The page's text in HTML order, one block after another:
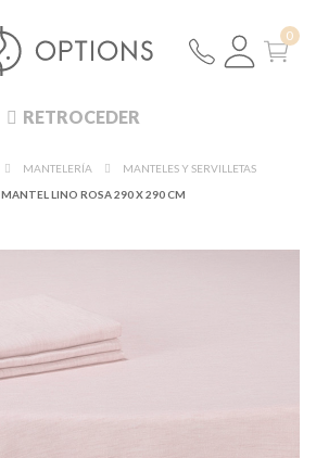
RETROCEDER
MANTELERÍA
MANTELES Y SERVILLETAS
MANTEL LINO ROSA 290 X 290 CM